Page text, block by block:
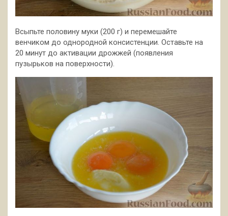
Всыпьте половину муки (200 г) и перемешайте
венчиком до однородной консистенции. Оставьте на
20 минут до активации дрожжей (появления
пузырьков на поверхности).